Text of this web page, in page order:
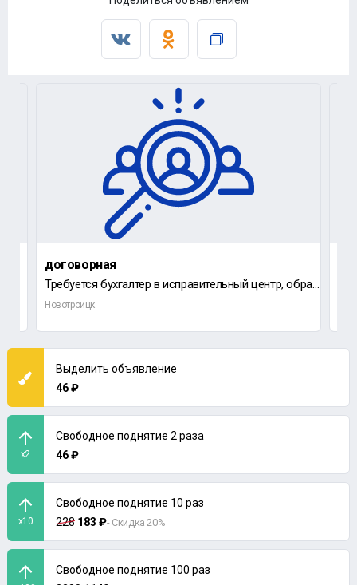
договорная
‎Требуется бухгалтер в исправительный центр, образование не ниже среднего, опыт работ не требуется.
Новотроицк
Выделить объявление
46 ₽
x2
Свободное поднятие 2 раза
46 ₽
x10
Свободное поднятие 10 раз
228 183 ₽- Скидка 20%
Свободное поднятие 100 раз